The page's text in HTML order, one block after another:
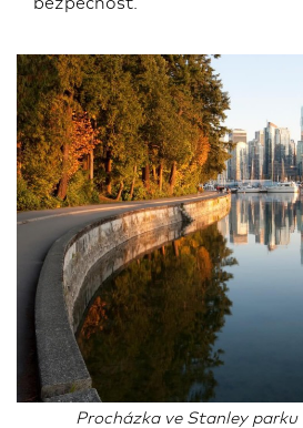
Procházka ve Stanley parku